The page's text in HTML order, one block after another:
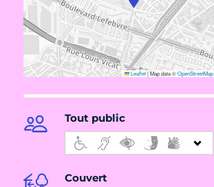
Leaflet|Map data ©OpenStreetMap
Tout public
Couvert